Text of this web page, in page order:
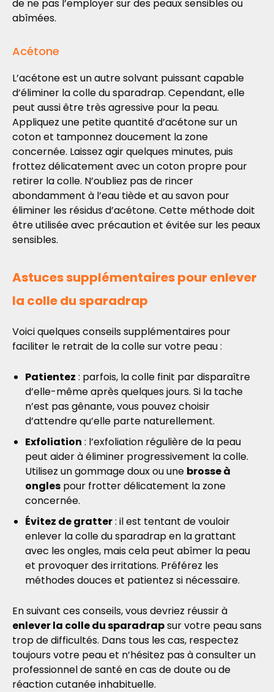
de ne pas l’employer sur des peaux sensibles ou
abîmées.
Acétone
L’acétone est un autre solvant puissant capable
d’éliminer la colle du sparadrap. Cependant, elle
peut aussi être très agressive pour la peau.
Appliquez une petite quantité d’acétone sur un
coton et tamponnez doucement la zone
concernée. Laissez agir quelques minutes, puis
frottez délicatement avec un coton propre pour
retirer la colle. N’oubliez pas de rincer
abondamment à l’eau tiède et au savon pour
éliminer les résidus d’acétone. Cette méthode doit
être utilisée avec précaution et évitée sur les peaux
sensibles.
Astuces supplémentaires pour enlever
la colle du sparadrap
Voici quelques conseils supplémentaires pour
faciliter le retrait de la colle sur votre peau :
Patientez : parfois, la colle finit par disparaître
d’elle-même après quelques jours. Si la tache
n’est pas gênante, vous pouvez choisir
d’attendre qu’elle parte naturellement.
Exfoliation : l’exfoliation régulière de la peau
peut aider à éliminer progressivement la colle.
Utilisez un gommage doux ou une brosse à
ongles pour frotter délicatement la zone
concernée.
Évitez de gratter: il est tentant de vouloir
enlever la colle du sparadrap en la grattant
avec les ongles, mais cela peut abîmer la peau
et provoquer des irritations. Préférez les
méthodes douces et patientez si nécessaire.
En suivant ces conseils, vous devriez réussir à
enlever la colle du sparadrapsur votre peau sans
trop de difficultés. Dans tous les cas, respectez
toujours votre peau et n’hésitez pas à consulter un
professionnel de santé en cas de doute ou de
réaction cutanée inhabituelle.